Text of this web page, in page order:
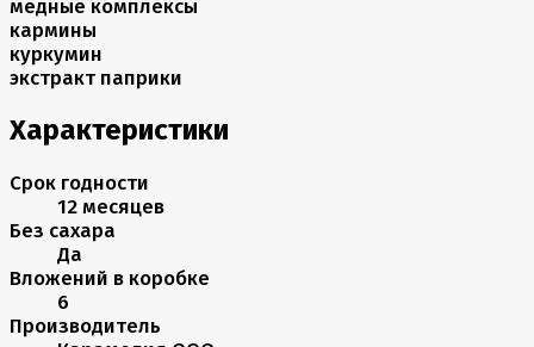
медные комплексы
кармины
куркумин
экстракт паприки
Характеристики
Срок годности
12 месяцев
Без сахара
Да
Вложений в коробке
6
Производитель